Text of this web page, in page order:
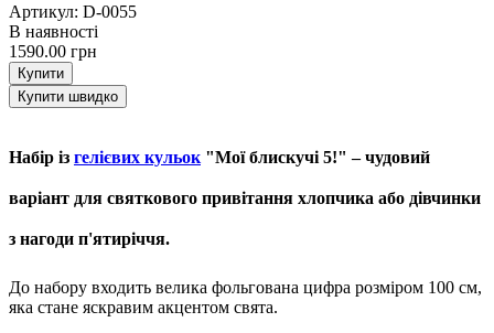
Артикул: D-0055
В наявності
1590.00 грн
Купити
Купити швидко
Набір із гелієвих кульок "Мої блискучі 5!" – чудовий
варіант для святкового привітання хлопчика або дівчинки
з нагоди п'ятиріччя.
До набору входить велика фольгована цифра розміром 100 см,
яка стане яскравим акцентом свята.